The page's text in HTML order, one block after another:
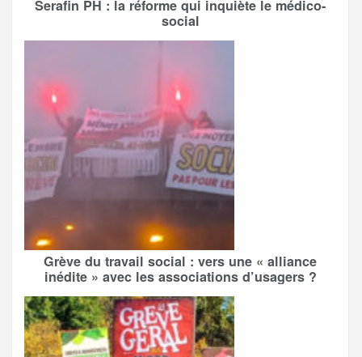
Serafin PH : la réforme qui inquiète le médico-
social
Grève du travail social : vers une « alliance
inédite » avec les associations d’usagers ?